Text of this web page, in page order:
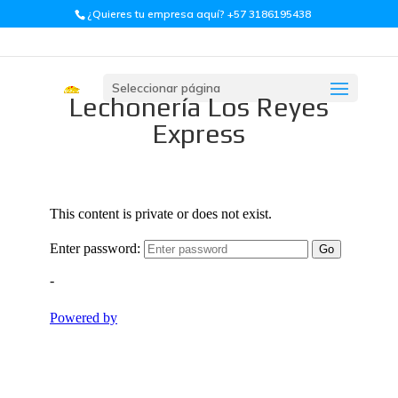
¿Quieres tu empresa aquí? +57 3186195438
Seleccionar página
Lechonería Los Reyes
Express